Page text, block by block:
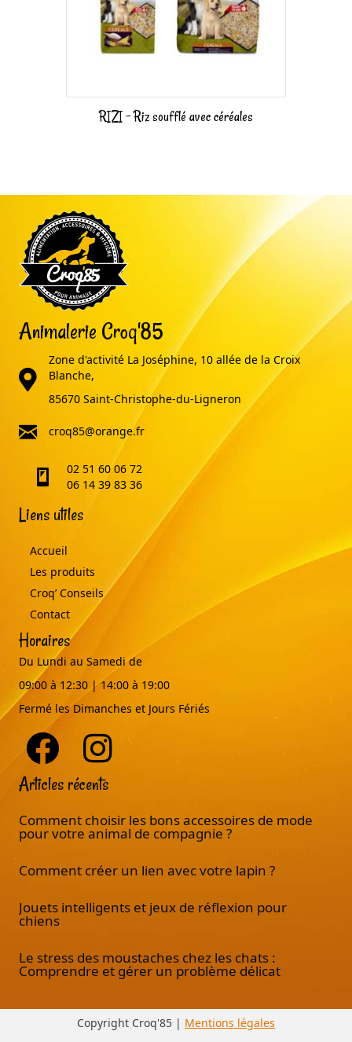
RIZI – Riz soufflé avec céréales
Animalerie Croq'85
adresse
Zone d'activité La Joséphine, 10 allée de la Croix
Blanche,
85670 Saint-Christophe-du-Ligneron
email
croq85@orange.fr
telephone02 51 60 06 72
06 14 39 83 36
Liens utiles
Accueil
Les produits
Croq’ Conseils
Contact
Horaires
Du Lundi au Samedi de
09:00 à 12:30 | 14:00 à 19:00
Fermé les Dimanches et Jours Fériés
Articles récents
Comment choisir les bons accessoires de mode
pour votre animal de compagnie ?
Comment créer un lien avec votre lapin ?
Jouets intelligents et jeux de réflexion pour
chiens
Le stress des moustaches chez les chats :
Comprendre et gérer un problème délicat
Copyright Croq'85 | Mentions légales